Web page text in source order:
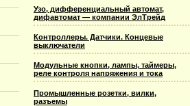
Узо, дифференциальный автомат,
дифавтомат — компании ЭлТрейд
Контроллеры. Датчики. Концевые
выключатели
Модульные кнопки, лампы, таймеры,
реле контроля напряжения и тока
Промышленные розетки, вилки,
разъемы